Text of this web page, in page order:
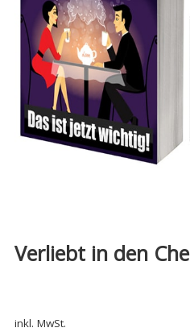
Verliebt in den
inkl. MwSt.